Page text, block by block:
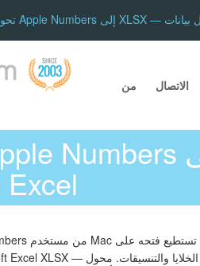
الاتصال
من
Mac في Excel